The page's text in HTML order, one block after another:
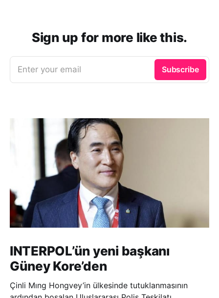
Sign up for more like this.
Enter your email Subscribe
INTERPOL’ün yeni başkanı
Güney Kore’den
Çinli Mıng Hongvey’in ülkesinde tutuklanmasının